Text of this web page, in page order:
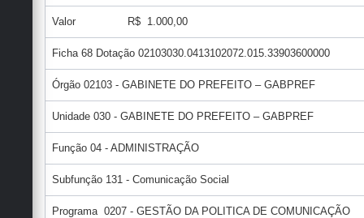
Valor R$ 1.000,00
Ficha 68 Dotação 02103030.0413102072.015.33903600000
Órgão 02103 - GABINETE DO PREFEITO – GABPREF
Unidade 030 - GABINETE DO PREFEITO – GABPREF
Função 04 - ADMINISTRAÇÃO
Subfunção 131 - Comunicação Social
Programa 0207 - GESTÃO DA POLITICA DE COMUNICAÇÃO